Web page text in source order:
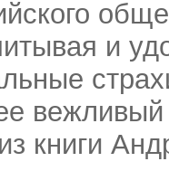
и
вежливый
книги